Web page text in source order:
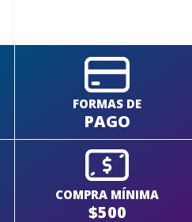
FORMAS DE
PAGO
COMPRA MÍNIMA
$500